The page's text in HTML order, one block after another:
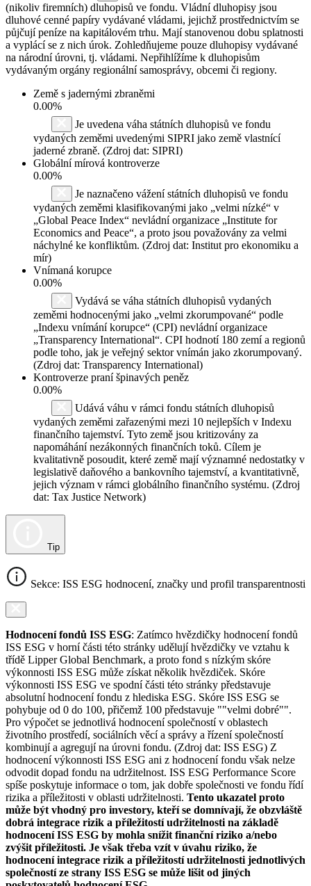
(nikoliv firemních) dluhopisů ve fondu. Vládní dluhopisy jsou
dluhové cenné papíry vydávané vládami, jejichž prostřednictvím se
půjčují peníze na kapitálovém trhu. Mají stanovenou dobu splatnosti
a vyplácí se z nich úrok. Zohledňujeme pouze dluhopisy vydávané
na národní úrovni, tj. vládami. Nepřihlížíme k dluhopisům
vydávaným orgány regionální samosprávy, obcemi či regiony.
Země s jadernými zbraněmi
0.00%
Je uvedena váha státních dluhopisů ve fondu
vydaných zeměmi uvedenými SIPRI jako země vlastnící
jaderné zbraně. (Zdroj dat: SIPRI)
Globální mírová kontroverze
0.00%
Je naznačeno vážení státních dluhopisů ve fondu
vydaných zeměmi klasifikovanými jako „velmi nízké“ v
„Global Peace Index“ nevládní organizace „Institute for
Economics and Peace“, a proto jsou považovány za velmi
náchylné ke konfliktům. (Zdroj dat: Institut pro ekonomiku a
mír)
Vnímaná korupce
0.00%
Vydává se váha státních dluhopisů vydaných
zeměmi hodnocenými jako „velmi zkorumpované“ podle
„Indexu vnímání korupce“ (CPI) nevládní organizace
„Transparency International“. CPI hodnotí 180 zemí a regionů
podle toho, jak je veřejný sektor vnímán jako zkorumpovaný.
(Zdroj dat: Transparency International)
Kontroverze praní špinavých peněz
0.00%
Udává váhu v rámci fondu státních dluhopisů
vydaných zeměmi zařazenými mezi 10 nejlepších v Indexu
finančního tajemství. Tyto země jsou kritizovány za
napomáhání nezákonných finančních toků. Cílem je
kvalitativně posoudit, které země mají významné nedostatky v
legislativě daňového a bankovního tajemství, a kvantitativně,
jejich význam v rámci globálního finančního systému. (Zdroj
dat: Tax Justice Network)
Tip
Sekce: ISS ESG hodnocení, značky und profil transparentnosti
Hodnocení fondů ISS ESG: Zatímco hvězdičky hodnocení fondů
ISS ESG v horní části této stránky udělují hvězdičky ve vztahu k
třídě Lipper Global Benchmark, a proto fond s nízkým skóre
výkonnosti ISS ESG může získat několik hvězdiček. Skóre
výkonnosti ISS ESG ve spodní části této stránky představuje
absolutní hodnocení fondu z hlediska ESG. Skóre ISS ESG se
pohybuje od 0 do 100, přičemž 100 představuje ""velmi dobré"".
Pro výpočet se jednotlivá hodnocení společností v oblastech
životního prostředí, sociálních věcí a správy a řízení společností
kombinují a agregují na úrovni fondu. (Zdroj dat: ISS ESG) Z
hodnocení výkonnosti ISS ESG ani z hodnocení fondu však nelze
odvodit dopad fondu na udržitelnost. ISS ESG Performance Score
spíše poskytuje informace o tom, jak dobře společnosti ve fondu řídí
rizika a příležitosti v oblasti udržitelnosti. Tento ukazatel proto
může být vhodný pro investory, kteří se domnívají, že obzvláště
dobrá integrace rizik a příležitostí udržitelnosti na základě
hodnocení ISS ESG by mohla snížit finanční riziko a/nebo
zvýšit příležitosti. Je však třeba vzít v úvahu riziko, že
hodnocení integrace rizik a příležitostí udržitelnosti jednotlivých
společností ze strany ISS ESG se může lišit od jiných